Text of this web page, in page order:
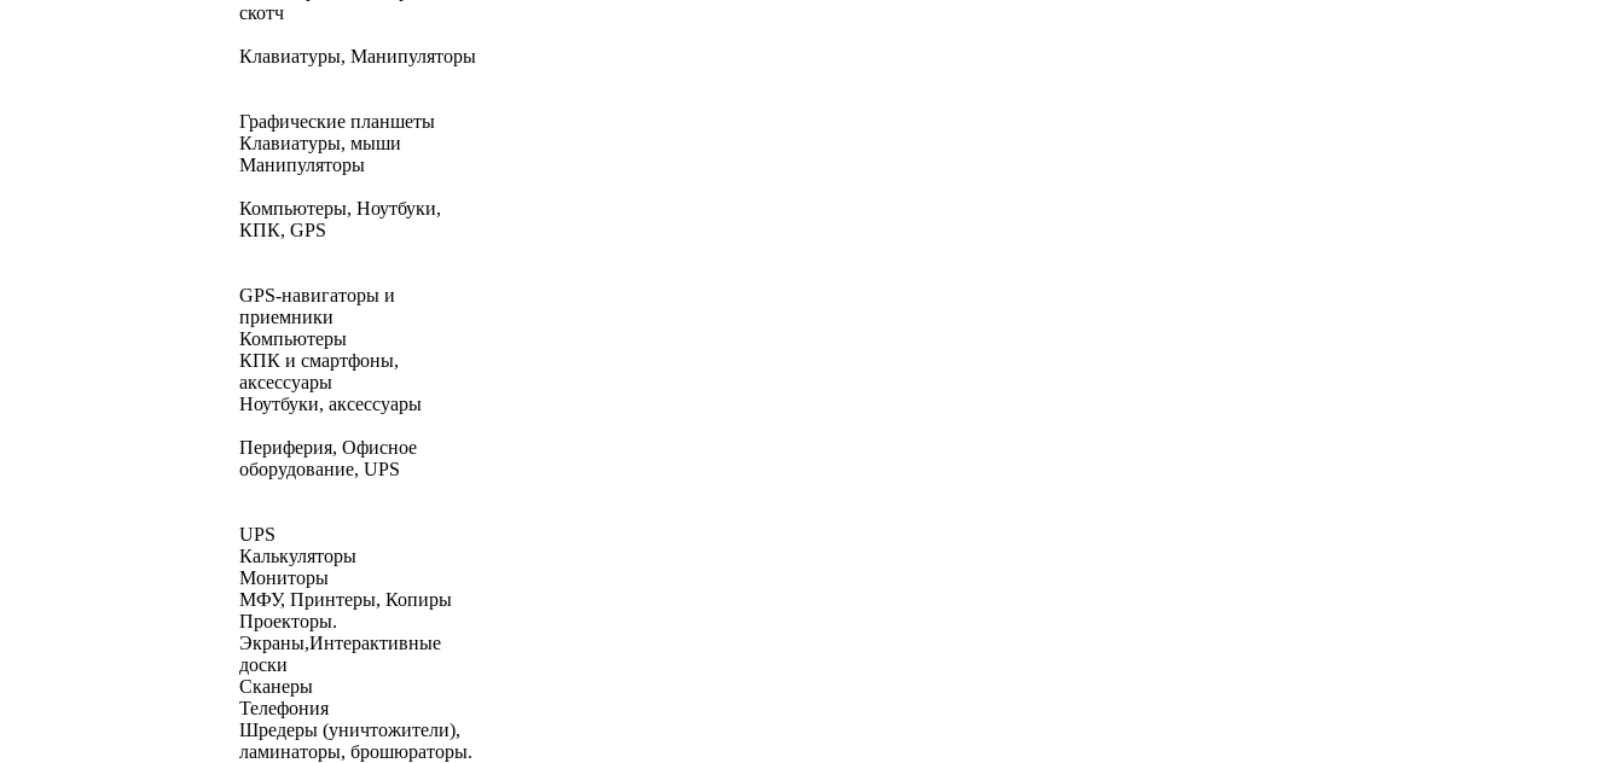
скотч
Клавиатуры, Манипуляторы
Графические планшеты
Клавиатуры, мыши
Манипуляторы
Компьютеры, Ноутбуки,
КПК, GPS
GPS-навигаторы и
приемники
Компьютеры
КПК и смартфоны,
аксессуары
Ноутбуки, аксессуары
Периферия, Офисное
оборудование, UPS
UPS
Калькуляторы
Мониторы
МФУ, Принтеры, Копиры
Проекторы.
Экраны,Интерактивные
доски
Сканеры
Телефония
Шредеры (уничтожители),
ламинаторы, брошюраторы.